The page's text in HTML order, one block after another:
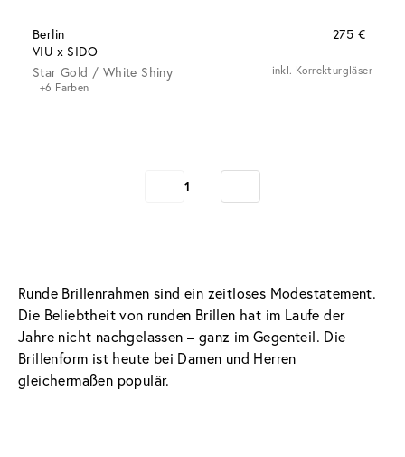
Berlin
VIU x SIDO
275 €
Star Gold / White Shiny
+6 Farben
inkl. Korrekturgläser
1
Runde Brillenrahmen sind ein zeitloses Modestatement.
Die Beliebtheit von runden Brillen hat im Laufe der
Jahre nicht nachgelassen – ganz im Gegenteil. Die
Brillenform ist heute bei Damen und Herren
gleichermaßen populär.